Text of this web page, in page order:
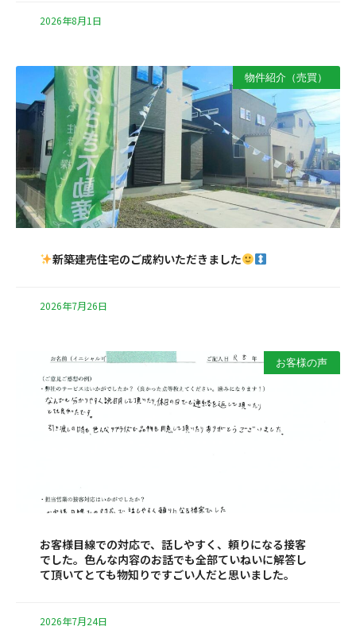
2026年8月1日
物件紹介（売買）
新築建売住宅のご成約いただきました
2026年7月26日
お客様の声
お客様目線での対応で、話しやすく、頼りになる接客
でした。色んな内容のお話でも全部ていねいに解答し
て頂いてとても物知りですごい人だと思いました。
2026年7月24日